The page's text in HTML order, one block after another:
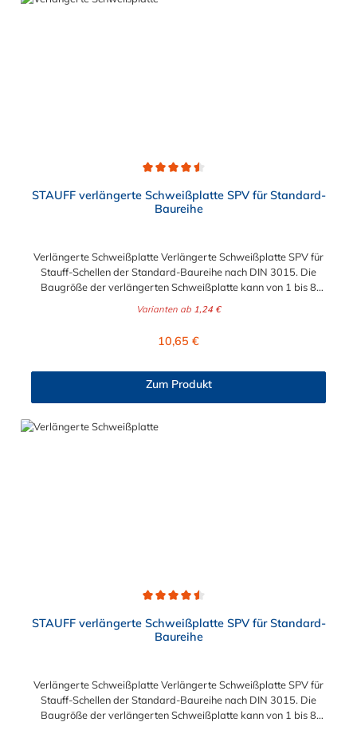
STAUFF verlängerte Schweißplatte SPV für Standard-
Baureihe
Verlängerte Schweißplatte Verlängerte Schweißplatte SPV für
Stauff-Schellen der Standard-Baureihe nach DIN 3015. Die
Baugröße der verlängerten Schweißplatte kann von 1 bis 8
Varianten ab 1,24 €
Regulärer Preis:
10,65 €
Zum Produkt
STAUFF verlängerte Schweißplatte SPV für Standard-
Baureihe
Verlängerte Schweißplatte Verlängerte Schweißplatte SPV für
Stauff-Schellen der Standard-Baureihe nach DIN 3015. Die
Baugröße der verlängerten Schweißplatte kann von 1 bis 8